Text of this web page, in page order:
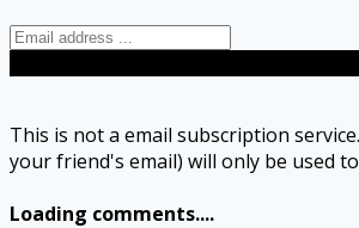
This is not a email subscription
your friend's email) will only be used
Loading comments....